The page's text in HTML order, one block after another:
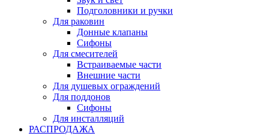
Подголовники и ручки
Для раковин
Донные клапаны
Сифоны
Для смесителей
Встраиваемые части
Внешние части
Для душевых ограждений
Для поддонов
Сифоны
Для инсталляций
РАСПРОДАЖА